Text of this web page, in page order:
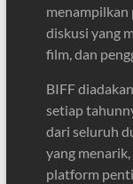
diskusi yang
film, dan
BIFF
setiap
dari seluruh
yang
platform